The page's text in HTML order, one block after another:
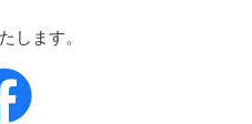
します。